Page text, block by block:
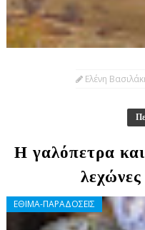
Ελένη
Η γαλόπετρα
ΕΘΙΜΑ-ΠΑΡΑΔΟΣΕΙΣ